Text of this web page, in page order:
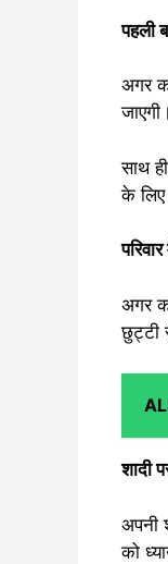
पहली
अगर
साथ
के लिए
अगर
छुट्टी
शादी
अपनी
को